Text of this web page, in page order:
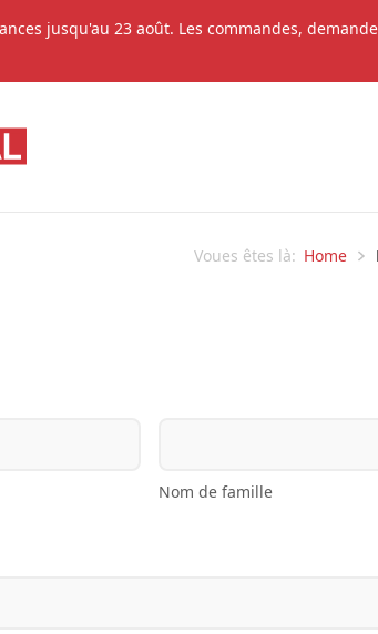
jusqu'au 23 août. Les commandes,
Voues êtes là: Home
Nom de famille